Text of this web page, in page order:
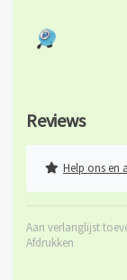
Reviews
Help ons en
Aan verlanglijst
Afdrukken